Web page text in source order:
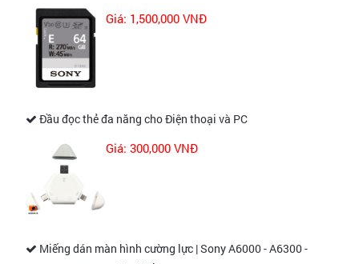
Giá: 1,500,000 VNĐ
Đầu đọc thẻ đa năng cho Điện thoại và PC
Giá: 300,000 VNĐ
Miếng dán màn hình cường lực | Sony A6000 - A6300 -